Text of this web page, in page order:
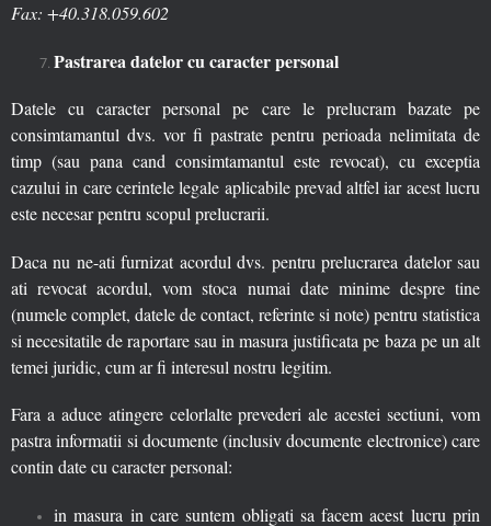
Fax: +40.318.059.602
Pastrarea datelor cu caracter personal
Datele cu caracter personal pe care le prelucram bazate pe
consimtamantul dvs. vor fi pastrate pentru perioada nelimitata de
timp (sau pana cand consimtamantul este revocat), cu exceptia
cazului in care cerintele legale aplicabile prevad altfel iar acest lucru
este necesar pentru scopul prelucrarii.
Daca nu ne-ati furnizat acordul dvs. pentru prelucrarea datelor sau
ati revocat acordul, vom stoca numai date minime despre tine
(numele complet, datele de contact, referinte si note) pentru statistica
si necesitatile de raportare sau in masura justificata pe baza pe un alt
temei juridic, cum ar fi interesul nostru legitim.
Fara a aduce atingere celorlalte prevederi ale acestei sectiuni, vom
pastra informatii si documente (inclusiv documente electronice) care
contin date cu caracter personal:
in masura in care suntem obligati sa facem acest lucru prin